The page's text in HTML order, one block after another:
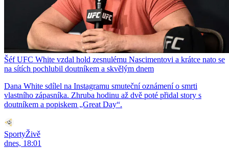
Šéf UFC White vzdal hold zesnulému Nascimentovi a krátce nato se
na sítích pochlubil doutníkem a skvělým dnem
Dana White sdílel na Instagramu smuteční oznámení o smrti
vlastního zápasníka. Zhruba hodinu až dvě poté přidal story s
doutníkem a popiskem „Great Day“.
SportyŽivě
dnes, 18:01